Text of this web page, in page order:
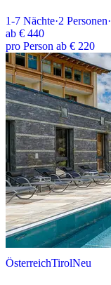
1-7 Nächte·2 Personen·
ab € 440
pro Person ab € 220
ÖsterreichTirolNeu